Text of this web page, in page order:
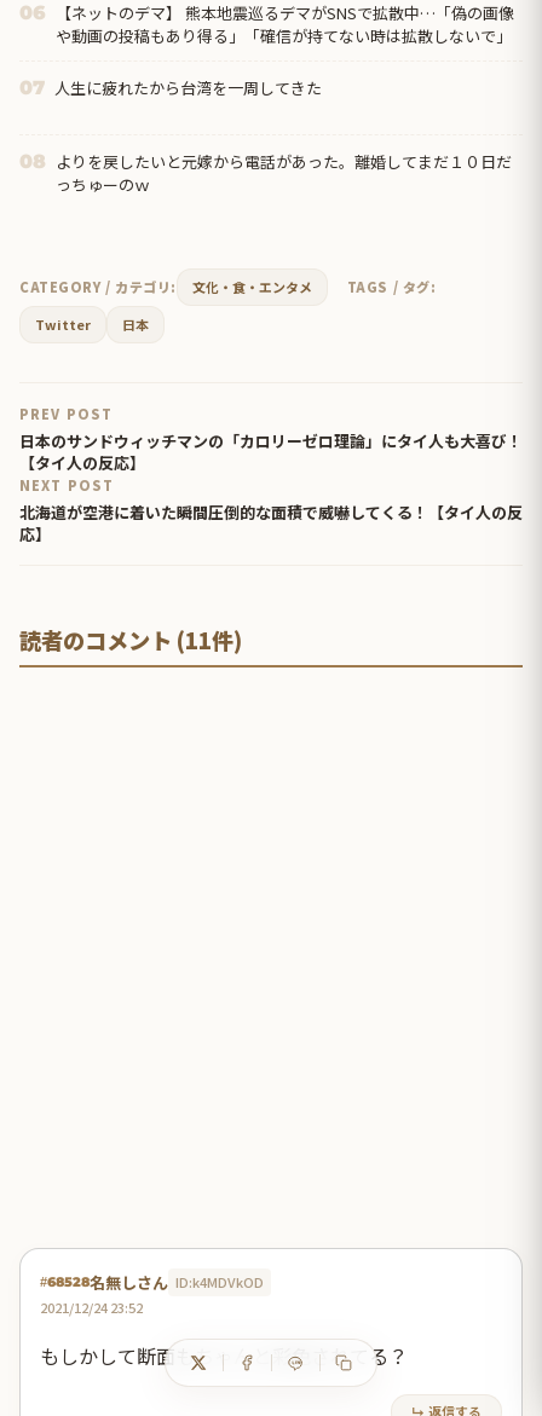
06
【ネットのデマ】 熊本地震巡るデマがSNSで拡散中…「偽の画像
や動画の投稿もあり得る」「確信が持てない時は拡散しないで」
07 人生に疲れたから台湾を一周してきた
08
よりを戻したいと元嫁から電話があった。離婚してまだ１０日だ
っちゅーのｗ
CATEGORY / カテゴリ: 文化・食・エンタメ
TAGS / タグ:
Twitter
日本
PREV POST
日本のサンドウィッチマンの「カロリーゼロ理論」にタイ人も大喜び！
【タイ人の反応】
NEXT POST
北海道が空港に着いた瞬間圧倒的な面積で威嚇してくる！【タイ人の反
応】
読者のコメント (11件)
#68528名無しさん ID:k4MDVkOD
2021/12/24 23:52
もしかして断面もちゃんと彩色されてる？
↳ 返信する